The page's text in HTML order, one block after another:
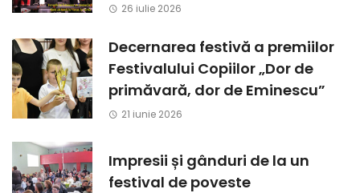
26 iulie 2026
Decernarea festivă a premiilor
Festivalului Copiilor „Dor de
primăvară, dor de Eminescu”
21 iunie 2026
Impresii și gânduri de la un
festival de poveste